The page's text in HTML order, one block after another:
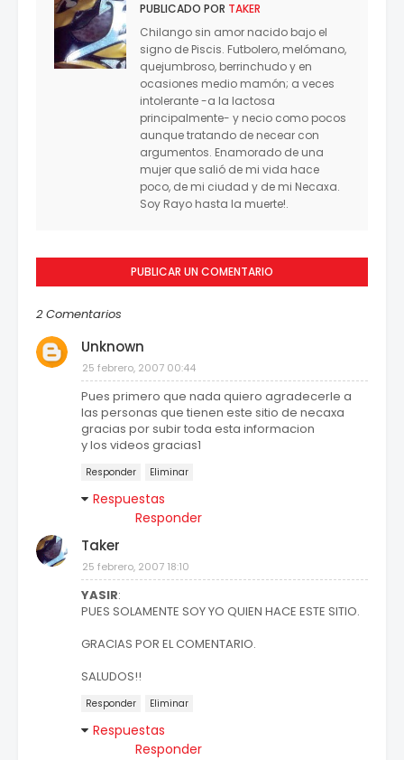
PUBLICADO POR TAKER
Chilango sin amor nacido bajo el
signo de Piscis. Futbolero, melómano,
quejumbroso, berrinchudo y en
ocasiones medio mamón; a veces
intolerante -a la lactosa
principalmente- y necio como pocos
aunque tratando de necear con
argumentos. Enamorado de una
mujer que salió de mi vida hace
poco, de mi ciudad y de mi Necaxa.
Soy Rayo hasta la muerte!.
PUBLICAR UN COMENTARIO
2 Comentarios
Unknown
25 febrero, 2007 00:44
Pues primero que nada quiero agradecerle a
las personas que tienen este sitio de necaxa
gracias por subir toda esta informacion
y los videos gracias1
Responder Eliminar
Respuestas
Responder
Taker
25 febrero, 2007 18:10
YASIR:
PUES SOLAMENTE SOY YO QUIEN HACE ESTE SITIO.
GRACIAS POR EL COMENTARIO.
SALUDOS!!
Responder Eliminar
Respuestas
Responder